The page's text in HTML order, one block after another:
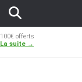
100€ offerts
La suite →